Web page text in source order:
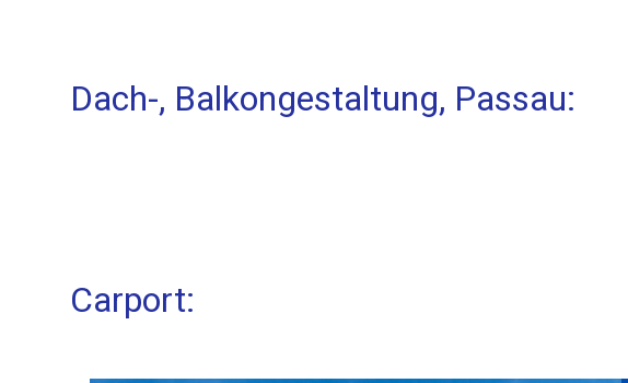
Dach-, Balkongestaltung, Passau:
Carport: